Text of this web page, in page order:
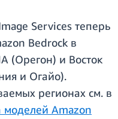
Services теперь
Bedrock в
(Орегон) и Восток
и Огайо).
регионах см. в
Amazon